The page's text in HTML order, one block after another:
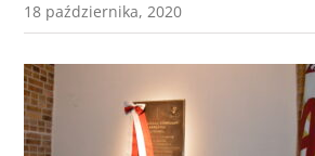
18 października, 2020